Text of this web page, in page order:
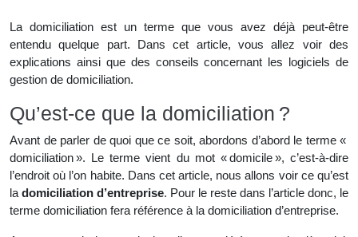
La domiciliation est un terme que vous avez déjà peut-être
entendu quelque part. Dans cet article, vous allez voir des
explications ainsi que des conseils concernant les logiciels de
gestion de domiciliation.
Qu’est-ce que la domiciliation ?
Avant de parler de quoi que ce soit, abordons d’abord le terme «
domiciliation ». Le terme vient du mot « domicile », c’est-à-dire
l’endroit où l’on habite. Dans cet article, nous allons voir ce qu’est
la domiciliation d’entreprise. Pour le reste dans l’article donc, le
terme domiciliation fera référence à la domiciliation d’entreprise.